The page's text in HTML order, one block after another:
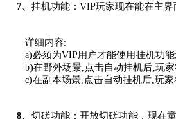
7、 挂机功能：VIP玩家现在能在主
详细内容:
a)必须为VIP用户才能使用挂机功能;
b)在野外场景,点击自动挂机后,玩家
c)在副本场景,点击自动挂机后,玩家
8、 切磋功能：开放切磋功能，现在